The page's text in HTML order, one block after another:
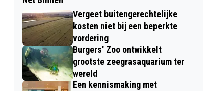
Vergeet buitengerechtelijke
kosten niet bij een beperkte
vordering
Burgers' Zoo ontwikkelt
grootste zeegrasaquarium ter
wereld
Een kennismaking met